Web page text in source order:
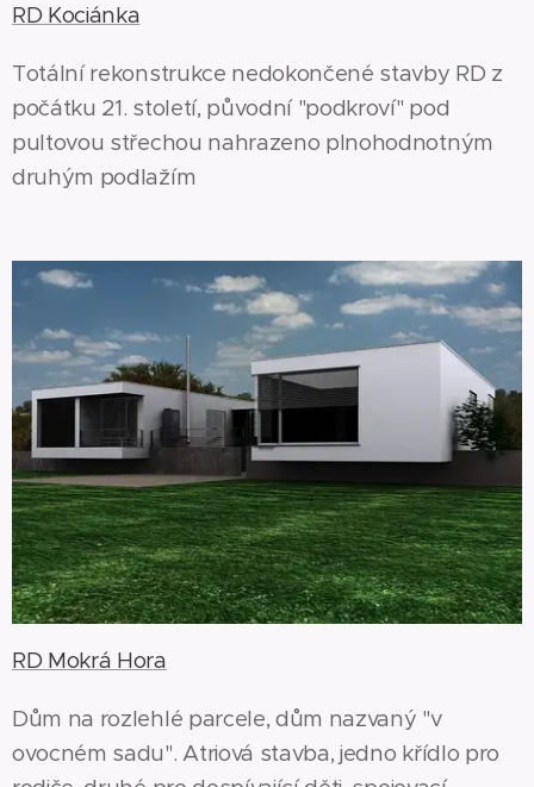
RD Kociánka
Totální rekonstrukce nedokončené stavby RD z
počátku 21. století, původní "podkroví" pod
pultovou střechou nahrazeno plnohodnotným
druhým podlažím
RD Mokrá Hora
Dům na rozlehlé parcele, dům nazvaný "v
ovocném sadu". Atriová stavba, jedno křídlo pro